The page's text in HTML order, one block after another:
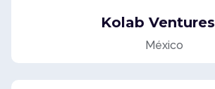
Kolab Ventures
México